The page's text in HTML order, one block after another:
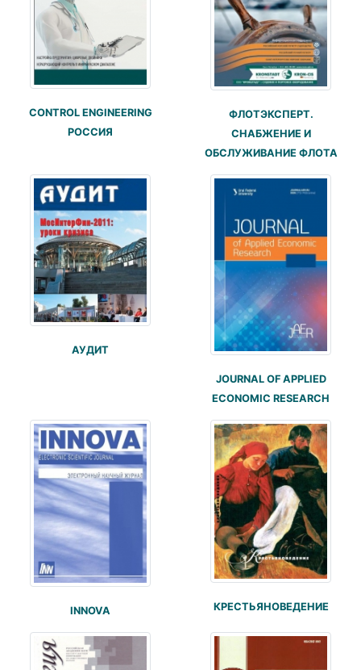
CONTROL ENGINEERING
РОССИЯ
ФЛОТЭКСПЕРТ.
СНАБЖЕНИЕ И
ОБСЛУЖИВАНИЕ ФЛОТА
АУДИТ
JOURNAL OF APPLIED
ECONOMIC RESEARCH
INNOVA КРЕСТЬЯНОВЕДЕНИЕ